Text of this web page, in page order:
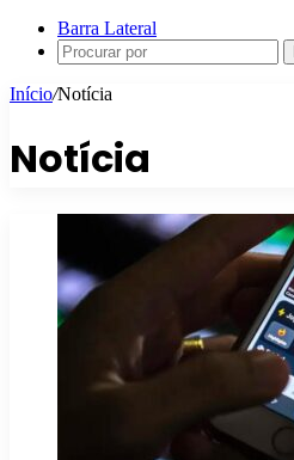
Barra Lateral
Início/Notícia
Notícia